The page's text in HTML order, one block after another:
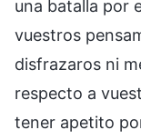
una batalla por
vuestros
disfrazaros ni
respecto a
tener apetito